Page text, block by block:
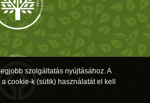
szolgáltatás nyújtásához. A
cookie-k (sütik) használatát el kell